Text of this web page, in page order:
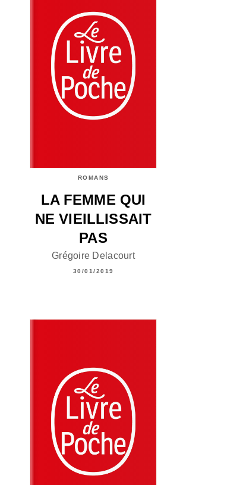
ROMANS
LA FEMME QUI
NE VIEILLISSAIT
PAS
Grégoire Delacourt
30/01/2019